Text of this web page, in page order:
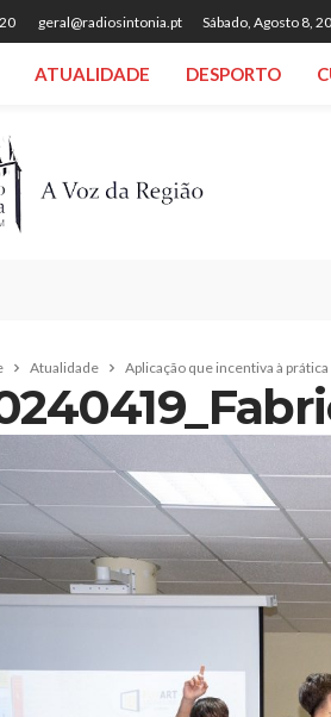
geral@radiosintonia.pt Sábado, Agosto 8,
ATUALIDADE DESPORTO
Atualidade Aplicação que incentiva à